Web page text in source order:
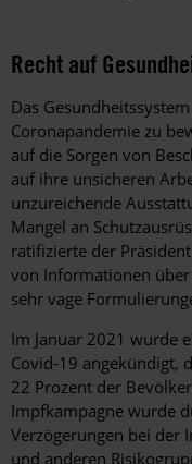
Recht auf
Das
Coronapandemie zu
auf die Sorgen von
auf ihre unsicheren
unzureichende
Mangel an
ratifizierte der
von Informationen
sehr vage
Im Januar 2021 wurde
Covid-19 angekündigt,
22 Prozent der
Impfkampagne wurde
Verzögerungen bei der
und anderen